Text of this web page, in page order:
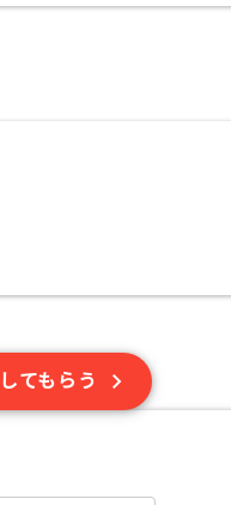
てもらう